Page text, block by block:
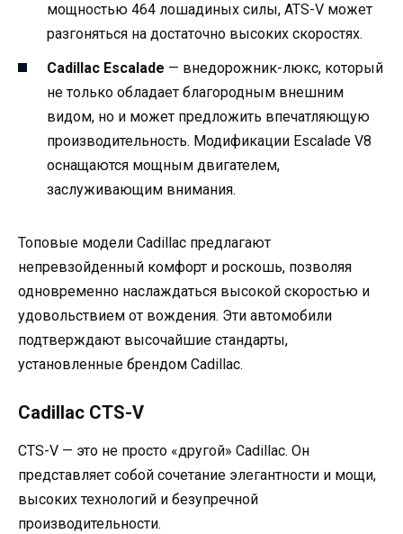
мощностью 464 лошадиных силы, ATS-V может
разгоняться на достаточно высоких скоростях.
Cadillac Escalade — внедорожник-люкс, который
не только обладает благородным внешним
видом, но и может предложить впечатляющую
производительность. Модификации Escalade V8
оснащаются мощным двигателем,
заслуживающим внимания.
Топовые модели Cadillac предлагают
непревзойденный комфорт и роскошь, позволяя
одновременно наслаждаться высокой скоростью и
удовольствием от вождения. Эти автомобили
подтверждают высочайшие стандарты,
установленные брендом Cadillac.
Cadillac CTS-V
CTS-V — это не просто «другой» Cadillac. Он
представляет собой сочетание элегантности и мощи,
высоких технологий и безупречной
производительности.